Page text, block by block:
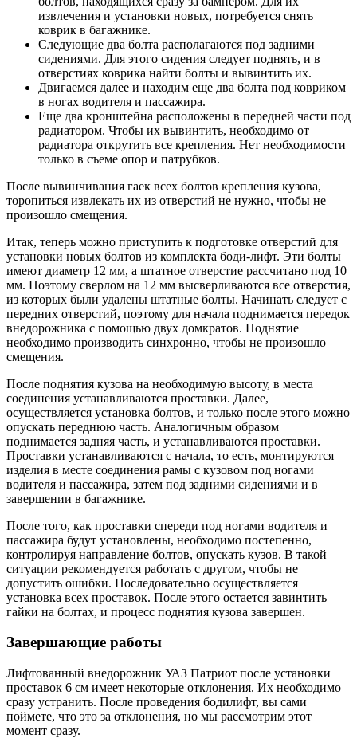
извлечения и установки новых, потребуется снять
коврик в багажнике.
Следующие два болта располагаются под задними
сидениями. Для этого сидения следует поднять, и в
отверстиях коврика найти болты и вывинтить их.
Двигаемся далее и находим еще два болта под ковриком
в ногах водителя и пассажира.
Еще два кронштейна расположены в передней части под
радиатором. Чтобы их вывинтить, необходимо от
радиатора открутить все крепления. Нет необходимости
только в съеме опор и патрубков.
После вывинчивания гаек всех болтов крепления кузова,
торопиться извлекать их из отверстий не нужно, чтобы не
произошло смещения.
Итак, теперь можно приступить к подготовке отверстий для
установки новых болтов из комплекта боди-лифт. Эти болты
имеют диаметр 12 мм, а штатное отверстие рассчитано под 10
мм. Поэтому сверлом на 12 мм высверливаются все отверстия,
из которых были удалены штатные болты. Начинать следует с
передних отверстий, поэтому для начала поднимается передок
внедорожника с помощью двух домкратов. Поднятие
необходимо производить синхронно, чтобы не произошло
смещения.
После поднятия кузова на необходимую высоту, в места
соединения устанавливаются проставки. Далее,
осуществляется установка болтов, и только после этого можно
опускать переднюю часть. Аналогичным образом
поднимается задняя часть, и устанавливаются проставки.
Проставки устанавливаются с начала, то есть, монтируются
изделия в месте соединения рамы с кузовом под ногами
водителя и пассажира, затем под задними сидениями и в
завершении в багажнике.
После того, как проставки спереди под ногами водителя и
пассажира будут установлены, необходимо постепенно,
контролируя направление болтов, опускать кузов. В такой
ситуации рекомендуется работать с другом, чтобы не
допустить ошибки. Последовательно осуществляется
установка всех проставок. После этого остается завинтить
гайки на болтах, и процесс поднятия кузова завершен.
Завершающие работы
Лифтованный внедорожник УАЗ Патриот после установки
проставок 6 см имеет некоторые отклонения. Их необходимо
сразу устранить. После проведения бодилифт, вы сами
поймете, что это за отклонения, но мы рассмотрим этот
момент сразу.